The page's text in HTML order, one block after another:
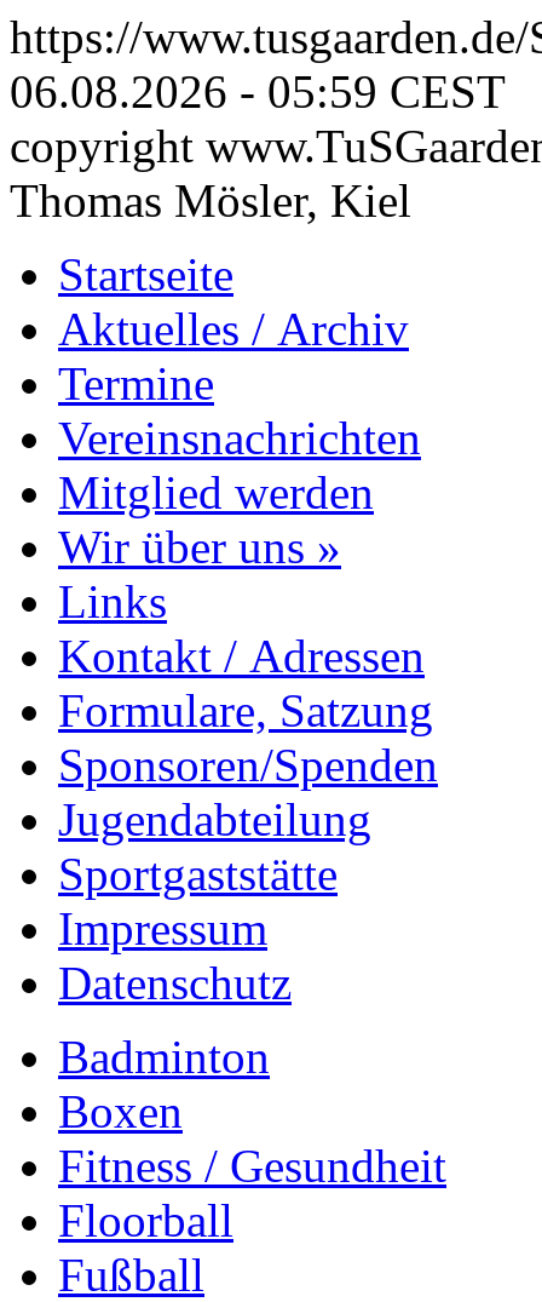
https://
06.08.2026 - 05:59 CEST
copyright
Thomas Mösler, Kiel
Startseite
Aktuelles / Archiv
Termine
Vereinsnachrichten
Mitglied werden
Wir über uns »
Links
Kontakt / Adressen
Formulare, Satzung
Sponsoren/Spenden
Jugendabteilung
Sportgaststätte
Impressum
Datenschutz
Badminton
Boxen
Fitness / Gesundheit
Floorball
Fußball